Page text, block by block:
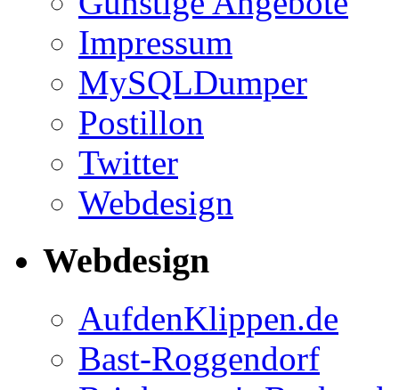
Impressum
MySQLDumper
Postillon
Twitter
Webdesign
Webdesign
AufdenKlippen.de
Bast-Roggendorf